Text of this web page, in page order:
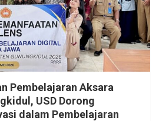
Pembelajaran Aksara
USD Dorong
dalam Pembelajaran